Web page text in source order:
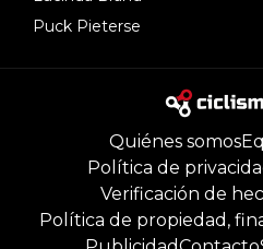
Puck Pieterse
Quiénes somos
Política de
Verificación de
Política de propiedad,